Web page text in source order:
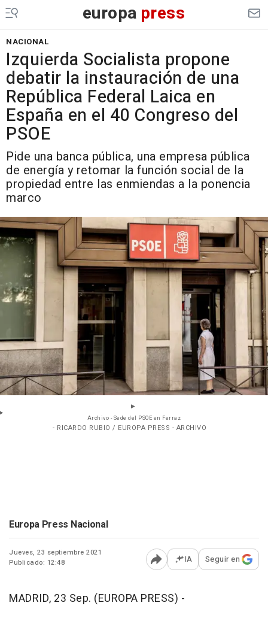
europa press
NACIONAL
Izquierda Socialista propone
debatir la instauración de una
República Federal Laica en
España en el 40 Congreso del
PSOE
Pide una banca pública, una empresa pública
de energía y retomar la función social de la
propiedad entre las enmiendas a la ponencia
marco
Archivo - Sede del PSOE en Ferraz
- RICARDO RUBIO / EUROPA PRESS - ARCHIVO
Europa Press Nacional
Jueves, 23 septiembre 2021
Publicado: 12:48
Abrir opciones para
IA Seguir en
MADRID, 23 Sep. (EUROPA PRESS) -